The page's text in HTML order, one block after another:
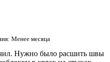
Менее месяца
Нужно было расшить швы